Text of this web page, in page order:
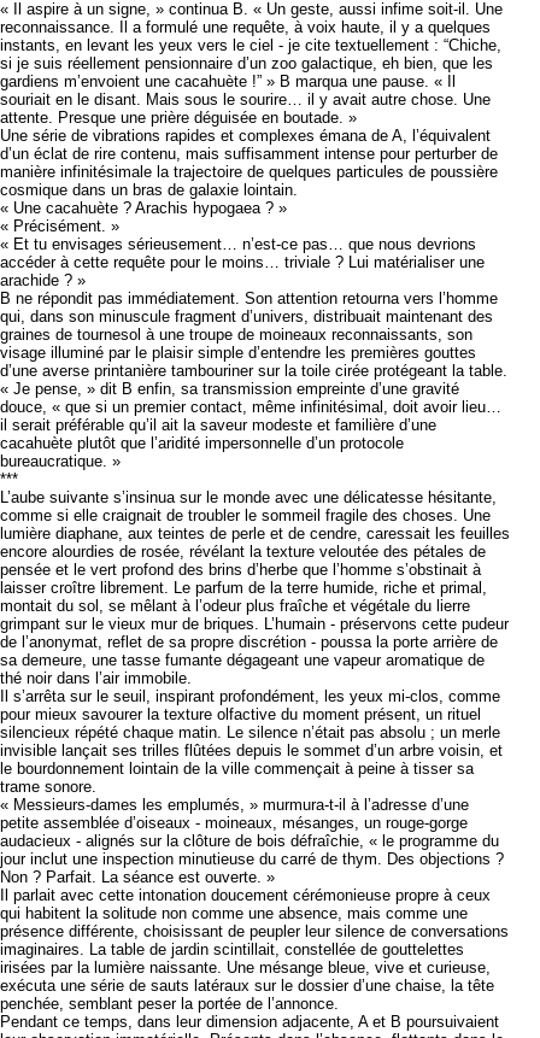
« Il aspire à un signe, » continua B. « Un geste, aussi infime soit-il. Une
reconnaissance. Il a formulé une requête, à voix haute, il y a quelques
instants, en levant les yeux vers le ciel - je cite textuellement : “Chiche,
si je suis réellement pensionnaire d’un zoo galactique, eh bien, que les
gardiens m’envoient une cacahuète !” » B marqua une pause. « Il
souriait en le disant. Mais sous le sourire… il y avait autre chose. Une
attente. Presque une prière déguisée en boutade. »
Une série de vibrations rapides et complexes émana de A, l’équivalent
d’un éclat de rire contenu, mais suffisamment intense pour perturber de
manière infinitésimale la trajectoire de quelques particules de poussière
cosmique dans un bras de galaxie lointain.
« Une cacahuète ? Arachis hypogaea ? »
« Précisément. »
« Et tu envisages sérieusement… n’est-ce pas… que nous devrions
accéder à cette requête pour le moins… triviale ? Lui matérialiser une
arachide ? »
B ne répondit pas immédiatement. Son attention retourna vers l’homme
qui, dans son minuscule fragment d’univers, distribuait maintenant des
graines de tournesol à une troupe de moineaux reconnaissants, son
visage illuminé par le plaisir simple d’entendre les premières gouttes
d’une averse printanière tambouriner sur la toile cirée protégeant la table.
« Je pense, » dit B enfin, sa transmission empreinte d’une gravité
douce, « que si un premier contact, même infinitésimal, doit avoir lieu…
il serait préférable qu’il ait la saveur modeste et familière d’une
cacahuète plutôt que l’aridité impersonnelle d’un protocole
bureaucratique. »
***
L’aube suivante s’insinua sur le monde avec une délicatesse hésitante,
comme si elle craignait de troubler le sommeil fragile des choses. Une
lumière diaphane, aux teintes de perle et de cendre, caressait les feuilles
encore alourdies de rosée, révélant la texture veloutée des pétales de
pensée et le vert profond des brins d’herbe que l’homme s’obstinait à
laisser croître librement. Le parfum de la terre humide, riche et primal,
montait du sol, se mêlant à l’odeur plus fraîche et végétale du lierre
grimpant sur le vieux mur de briques. L’humain - préservons cette pudeur
de l’anonymat, reflet de sa propre discrétion - poussa la porte arrière de
sa demeure, une tasse fumante dégageant une vapeur aromatique de
thé noir dans l’air immobile.
Il s’arrêta sur le seuil, inspirant profondément, les yeux mi-clos, comme
pour mieux savourer la texture olfactive du moment présent, un rituel
silencieux répété chaque matin. Le silence n’était pas absolu ; un merle
invisible lançait ses trilles flûtées depuis le sommet d’un arbre voisin, et
le bourdonnement lointain de la ville commençait à peine à tisser sa
trame sonore.
« Messieurs-dames les emplumés, » murmura-t-il à l’adresse d’une
petite assemblée d’oiseaux - moineaux, mésanges, un rouge-gorge
audacieux - alignés sur la clôture de bois défraîchie, « le programme du
jour inclut une inspection minutieuse du carré de thym. Des objections ?
Non ? Parfait. La séance est ouverte. »
Il parlait avec cette intonation doucement cérémonieuse propre à ceux
qui habitent la solitude non comme une absence, mais comme une
présence différente, choisissant de peupler leur silence de conversations
imaginaires. La table de jardin scintillait, constellée de gouttelettes
irisées par la lumière naissante. Une mésange bleue, vive et curieuse,
exécuta une série de sauts latéraux sur le dossier d’une chaise, la tête
penchée, semblant peser la portée de l’annonce.
Pendant ce temps, dans leur dimension adjacente, A et B poursuivaient